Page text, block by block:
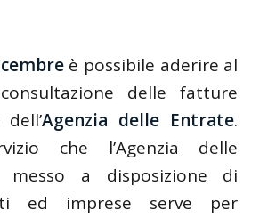
è possibile aderire al
delle fatture
Agenzia delle Entrate.
che l’Agenzia delle
messo a disposizione di
ed imprese serve per